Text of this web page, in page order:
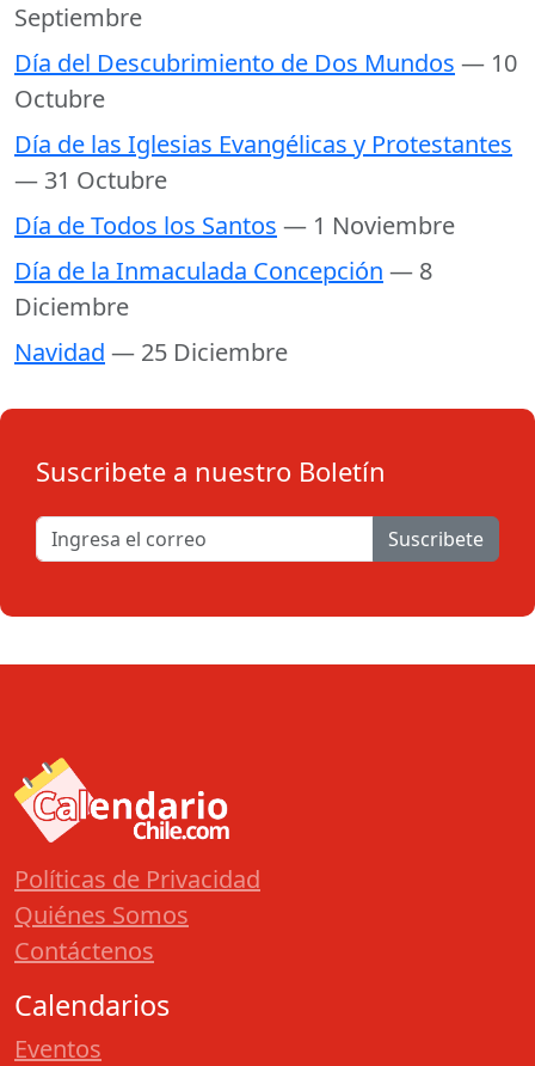
Septiembre
Día del Descubrimiento de Dos Mundos — 10
Octubre
Día de las Iglesias Evangélicas y Protestantes
— 31 Octubre
Día de Todos los Santos — 1 Noviembre
Día de la Inmaculada Concepción — 8
Diciembre
Navidad — 25 Diciembre
Suscribete a nuestro Boletín
Suscribete
Políticas de Privacidad
Quiénes Somos
Contáctenos
Calendarios
Eventos